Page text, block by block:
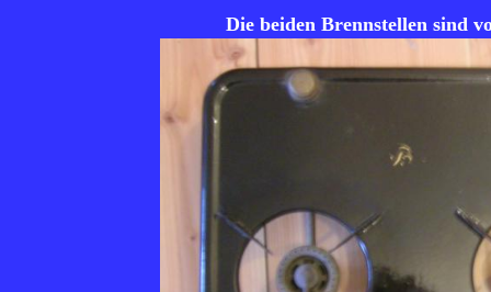
Die beiden Brennstellen sind